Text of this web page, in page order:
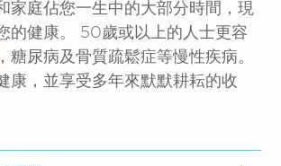
家庭佔您一生中的大部分時間，現
的健康。 50歲或以上的人士更容
，糖尿病及骨質疏鬆症等慢性疾病。
康，並享受多年來默默耕耘的收